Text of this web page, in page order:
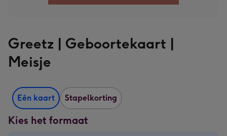
Greetz | Geboortekaart |
Meisje
Eén kaart Stapelkorting
Kies het formaat